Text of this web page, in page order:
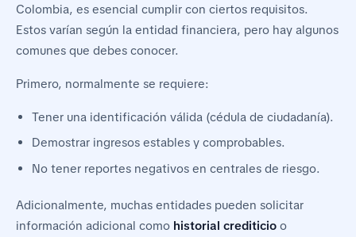
Colombia, es esencial cumplir con ciertos requisitos.
Estos varían según la entidad financiera, pero hay algunos
comunes que debes conocer.
Primero, normalmente se requiere:
Tener una identificación válida (cédula de ciudadanía).
Demostrar ingresos estables y comprobables.
No tener reportes negativos en centrales de riesgo.
Adicionalmente, muchas entidades pueden solicitar
información adicional como historial crediticio o